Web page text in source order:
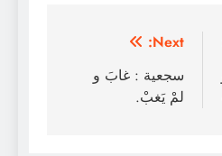
Next:
سجعية : غابَ و
لمْ يَغبْ.